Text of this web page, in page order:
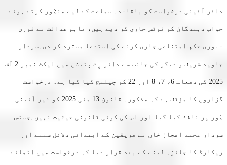
آئینی درخواست کو باقاعدہ سماعت کے لیے منظور کرتے ہوئے
دہندگان کو نوٹس جاری کر دیے ہیں، تاہم عدالت نے فوری
حکم امتناعی جاری کرنے کی استدعا مسترد کر دی۔سردار
جاوید شریف و دیگر کی جانب سے دائر رِٹ پٹیشن میں ایکٹ نمبر 2 آف
2025 کی دفعات 6، 7، 8 اور 22 کو چیلنج کیا گیا ہے۔ درخواست
گزاروں کا مؤقف ہے کہ مذکورہ قانون 13 مئی 2025 کو غیر آئینی
پر نافذ کیا گیا اور اس کی کوئی قانونی حیثیت نہیں۔جسٹس
محمد اعجاز خان نے فریقین کے ابتدائی دلائل سننے اور
کا جائزہ لینے کے بعد قرار دیا کہ درخواست میں اٹھائے